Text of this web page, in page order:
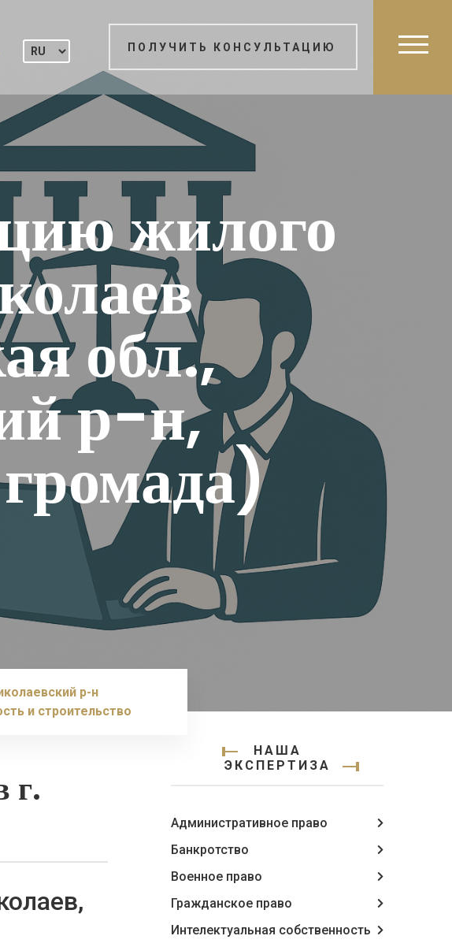
ПОЛУЧИТЬ КОНСУЛЬТАЦИЮ
жилого
обл.,
р-н,
р-н
и строительство
г.
НАША
ЭКСПЕРТИЗА
Административное право
Банкротство
Военное право
Гражданское право
Интелектуальная собственность